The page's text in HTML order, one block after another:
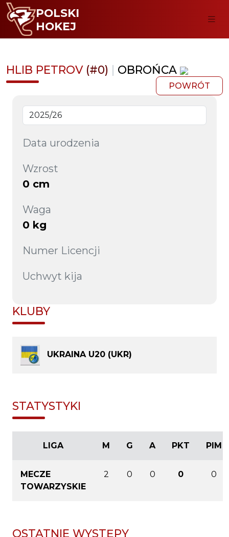
POLSKI
HOKEJ
HLIB PETROV (#0) | OBROŃCA
POWRÓT
Data urodzenia
Wzrost
0 cm
Waga
0 kg
Numer Licencji
Uchwyt kija
KLUBY
UKRAINA U20 (UKR)
STATYSTYKI
LIGA M G A PKT PIM
MECZE
TOWARZYSKIE
2 0 0 0 0
OSTATNIE WYSTĘPY